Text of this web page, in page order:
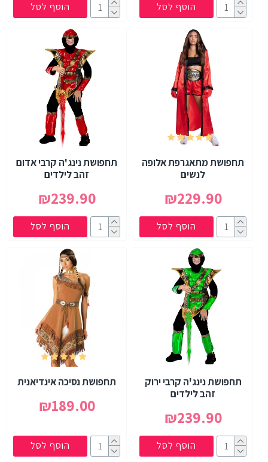
הוסף לסל הוסף לסל
תחפושת מתאגרפת אלופה
לנשים
₪229.90
הוסף לסל
תחפושת נינג'ה קרבי אדום
זהב לילדים
₪239.90
הוסף לסל
תחפושת נינג'ה קרבי ירוק
זהב לילדים
₪239.90
הוסף לסל
תחפושת נסיכה אינדיאנית
₪189.00
הוסף לסל